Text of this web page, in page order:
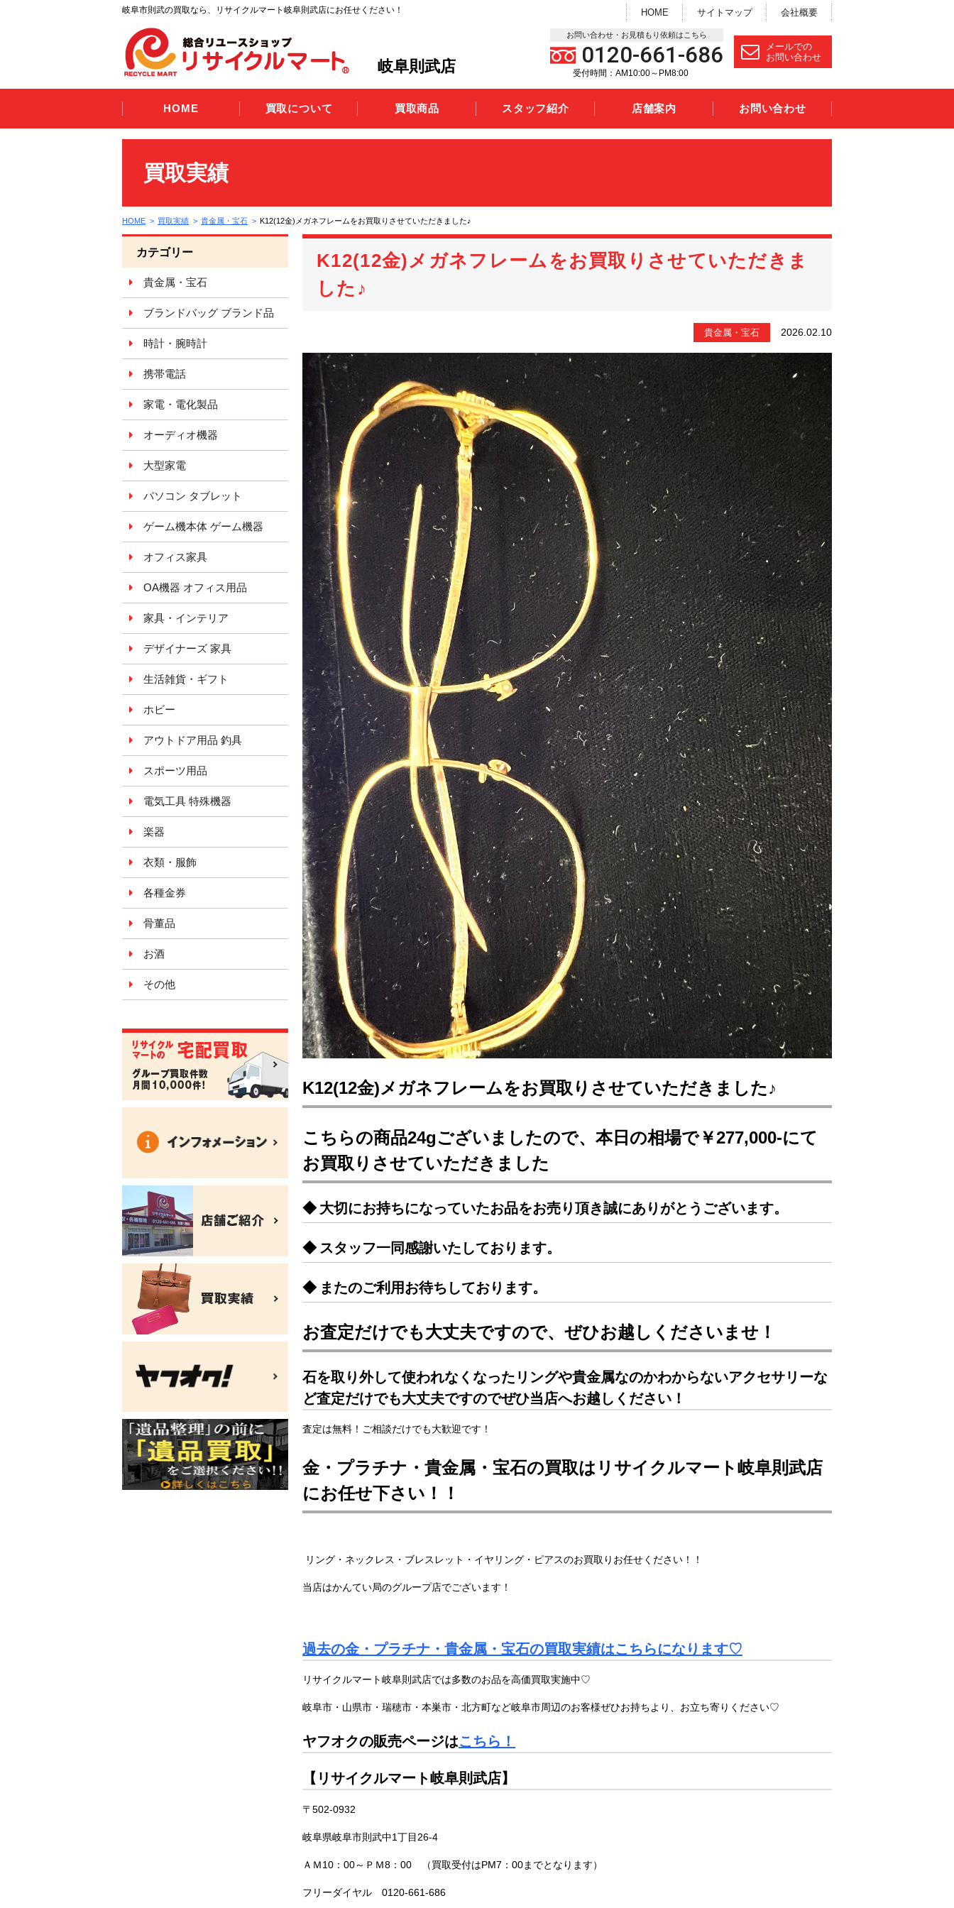
岐阜市則武の買取なら、リサイクルマート岐阜則武店にお任せください！
岐阜則武店
HOME サイトマップ 会社概要
お問い合わせ・お見積もり依頼はこちら
0120-661-686
受付時間：AM10:00～PM8:00
メールでの
お問い合わせ
HOME 買取について 買取商品 スタッフ紹介 店舗案内 お問い合わせ
買取実績
HOME 買取実績 貴金属・宝石 K12(12金)メガネフレームをお買取りさせていただきました♪
K12(12金)メガネフレームをお買取りさせていただきま
した♪
貴金属・宝石 2026.02.10
K12(12金)メガネフレームをお買取りさせていただきました♪
こちらの商品24gございましたので、本日の相場で￥277,000-にて
お買取りさせていただきました
大切にお持ちになっていたお品をお売り頂き誠にありがとうございます。
スタッフ一同感謝いたしております。
またのご利用お待ちしております。
お査定だけでも大丈夫ですので、ぜひお越しくださいませ！
石を取り外して使われなくなったリングや貴金属なのかわからないアクセサリーな
ど査定だけでも大丈夫ですのでぜひ当店へお越しください！
査定は無料！ご相談だけでも大歓迎です！
金・プラチナ・貴金属・宝石の買取はリサイクルマート岐阜則武店
にお任せ下さい！！
リング・ネックレス・ブレスレット・イヤリング・ピアスのお買取りお任せください！！
当店はかんてい局のグループ店でございます！
過去の金・プラチナ・貴金属・宝石の買取実績はこちらになります♡
リサイクルマート岐阜則武店では多数のお品を高価買取実施中♡
岐阜市・山県市・瑞穂市・本巣市・北方町など岐阜市周辺のお客様ぜひお持ちより、お立ち寄りください♡
ヤフオクの販売ページはこちら！
【リサイクルマート岐阜則武店】
〒502-0932
岐阜県岐阜市則武中1丁目26-4
ＡＭ10：00～ＰＭ8：00 （買取受付はPM7：00までとなります）
フリーダイヤル 0120-661-686
カテゴリー
貴金属・宝石
ブランドバッグ ブランド品
時計・腕時計
携帯電話
家電・電化製品
オーディオ機器
大型家電
パソコン タブレット
ゲーム機本体 ゲーム機器
オフィス家具
OA機器 オフィス用品
家具・インテリア
デザイナーズ 家具
生活雑貨・ギフト
ホビー
アウトドア用品 釣具
スポーツ用品
電気工具 特殊機器
楽器
衣類・服飾
各種金券
骨董品
お酒
その他